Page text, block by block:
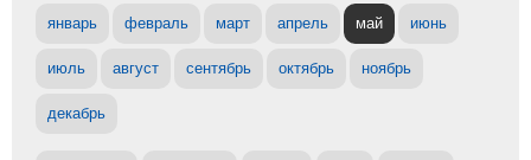
январь февраль март апрель май июнь
июль август сентябрь октябрь ноябрь
декабрь